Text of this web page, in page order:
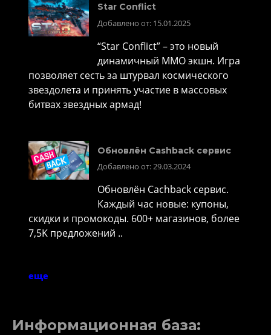
Star Conflict
Добавлено от: 15.01.2025
“Star Conflict” – это новый
динамичный MMO экшн. Игра
позволяет сесть за штурвал космического
звездолета и принять участие в массовых
битвах звездных армад!
Обновлён Cashback сервис
Добавлено от: 29.03.2024
Обновлён Cachback сервис.
Каждый час новые: купоны,
скидки и промокоды. 600+ магазинов, более
7,5K предложений ..
еще
Информационная база: